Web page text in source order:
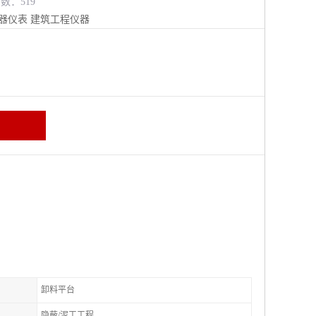
仪表 建筑工程仪器
卸料平台